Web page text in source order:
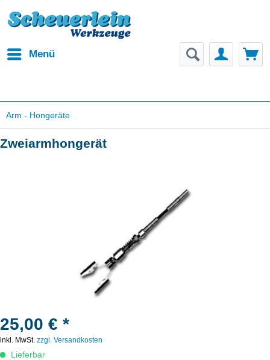
Menü
Arm - Hongeräte
Zweiarmhongerät
25,00 € *
inkl. MwSt. zzgl. Versandkosten
Lieferbar